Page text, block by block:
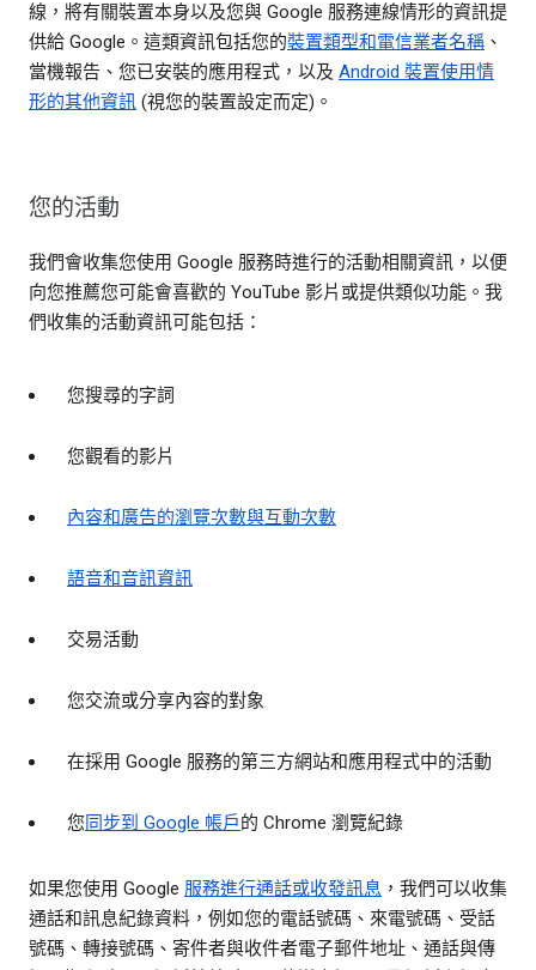
線，將有關裝置本身以及您與 Google 服務連線情形的資訊提
供給 Google。這類資訊包括您的裝置類型和電信業者名稱 、
當機報告、您已安裝的應用程式，以及 Android 裝置使用情
形的其他資訊 (視您的裝置設定而定)。
您的活動
我們會收集您使用 Google 服務時進行的活動相關資訊，以便
向您推薦您可能會喜歡的 YouTube 影片或提供類似功能。我
們收集的活動資訊可能包括：
您搜尋的字詞
您觀看的影片
內容和廣告的瀏覽次數與互動次數
語音和音訊資訊
交易活動
您交流或分享內容的對象
在採用 Google 服務的第三方網站和應用程式中的活動
您同步到 Google 帳戶的 Chrome 瀏覽紀錄
如果您使用 Google 服務進行通話或收發訊息 ，我們可以收集
通話和訊息紀錄資料，例如您的電話號碼、來電號碼、受話
號碼、轉接號碼、寄件者與收件者電子郵件地址、通話與傳